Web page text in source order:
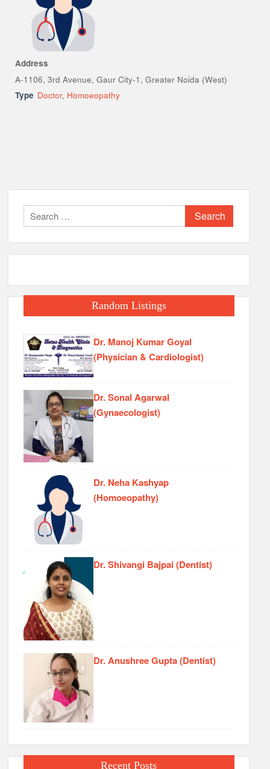
Address
A-1106, 3rd Avenue, Gaur City-1, Greater Noida (West)
Type Doctor, Homoeopathy
Search
for:
Random Listings
Dr. Manoj Kumar Goyal
(Physician & Cardiologist)
Dr. Sonal Agarwal
(Gynaecologist)
Dr. Neha Kashyap
(Homoeopathy)
Dr. Shivangi Bajpai (Dentist)
Dr. Anushree Gupta (Dentist)
Recent Posts